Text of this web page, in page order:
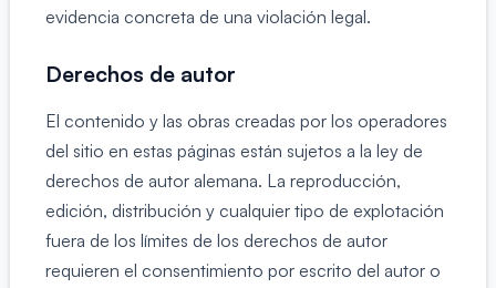
evidencia concreta de una violación legal.
Derechos de autor
El contenido y las obras creadas por los operadores
del sitio en estas páginas están sujetos a la ley de
derechos de autor alemana. La reproducción,
edición, distribución y cualquier tipo de explotación
fuera de los límites de los derechos de autor
requieren el consentimiento por escrito del autor o